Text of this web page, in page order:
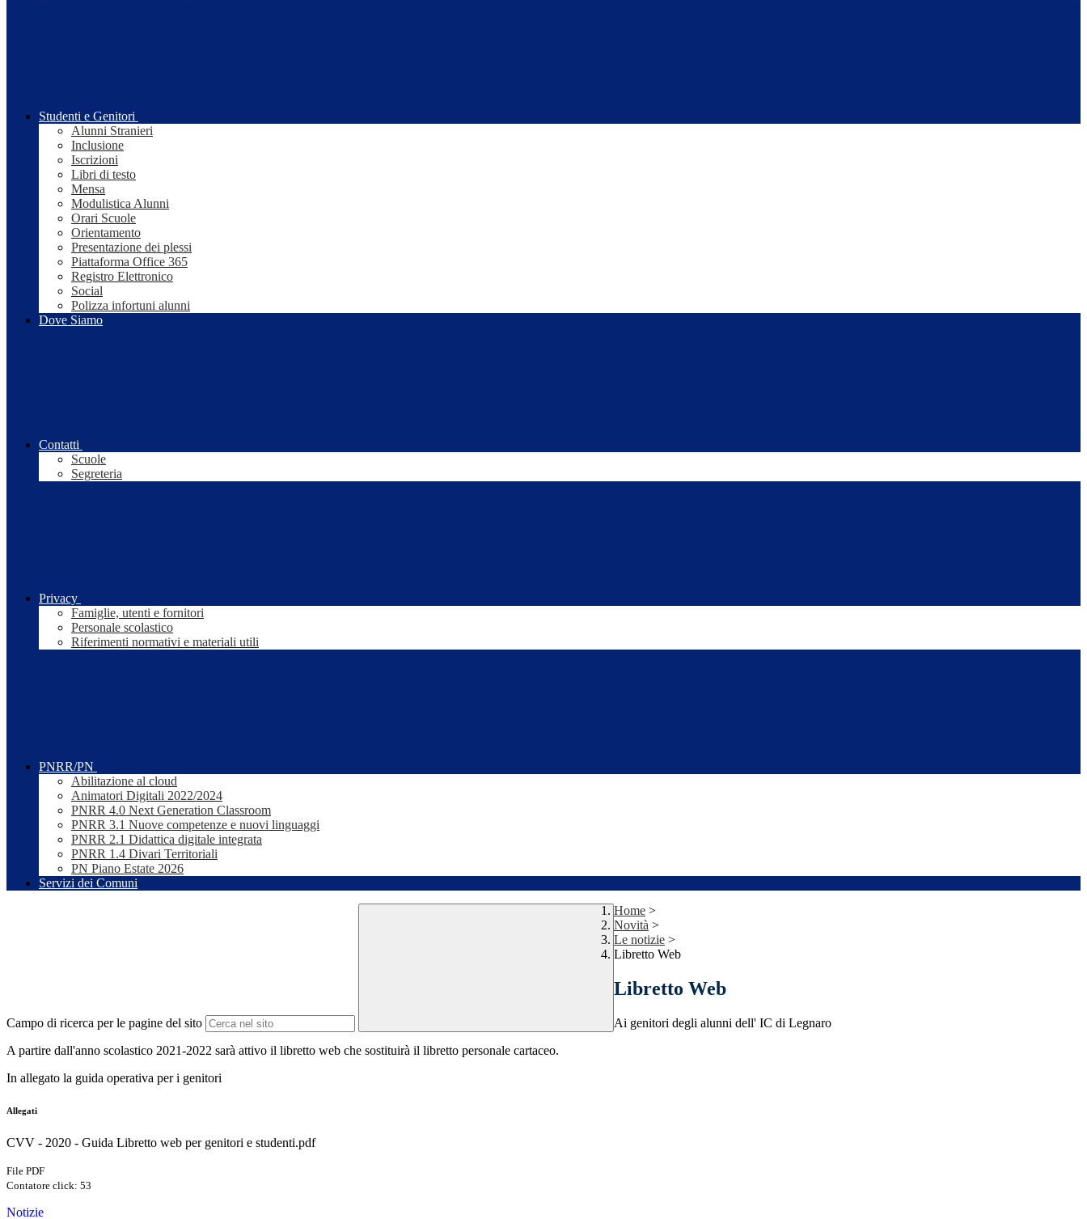
Studenti e Genitori
Alunni Stranieri
Inclusione
Iscrizioni
Libri di testo
Mensa
Modulistica Alunni
Orari Scuole
Orientamento
Presentazione dei plessi
Piattaforma Office 365
Registro Elettronico
Social
Polizza infortuni alunni
Dove Siamo
Contatti
Scuole
Segreteria
Privacy
Famiglie, utenti e fornitori
Personale scolastico
Riferimenti normativi e materiali utili
PNRR/PN
Abilitazione al cloud
Animatori Digitali 2022/2024
PNRR 4.0 Next Generation Classroom
PNRR 3.1 Nuove competenze e nuovi linguaggi
PNRR 2.1 Didattica digitale integrata
PNRR 1.4 Divari Territoriali
PN Piano Estate 2026
Servizi dei Comuni
Campo di ricerca per le pagine del sito
Home >
Novità >
Le notizie >
Libretto Web
Libretto Web
Ai genitori degli alunni dell' IC di Legnaro
A partire dall'anno scolastico 2021-2022 sarà attivo il libretto web che sostituirà il libretto personale cartaceo.
In allegato la guida operativa per i genitori
Allegati
CVV - 2020 - Guida Libretto web per genitori e studenti.pdf
File PDF
Contatore click: 53
Notizie